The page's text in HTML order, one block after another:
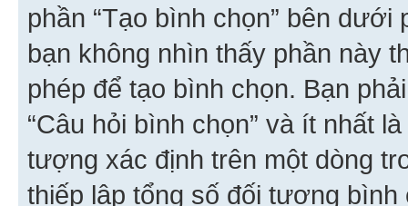
phần “Tạo bình chọn” bên
bạn không nhìn thấy phần này
phép để tạo bình chọn. Bạn
“Câu hỏi bình chọn” và ít nhất
tượng xác định trên một dòng
thiếp lập tổng số đối tượng